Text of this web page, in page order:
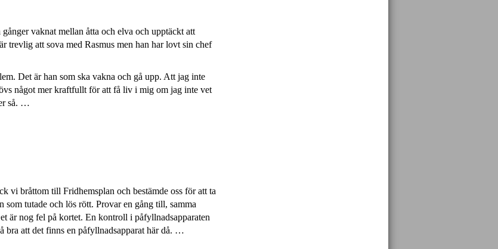
vaknat mellan åtta och elva och upptäckt att
trevlig att sova med Rasmus men han har lovt sin chef
Det är han som ska vakna och gå upp. Att jag inte
något mer kraftfullt för att få liv i mig om jag inte vet
så. …
vi bråttom till Fridhemsplan och bestämde oss för att ta
som tutade och lös rött. Provar en gång till, samma
är nog fel på kortet. En kontroll i påfyllnadsapparaten
bra att det finns en påfyllnadsapparat här då. …